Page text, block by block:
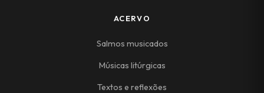
ACERVO
Salmos musicados
Músicas litúrgicas
Textos e reflexões